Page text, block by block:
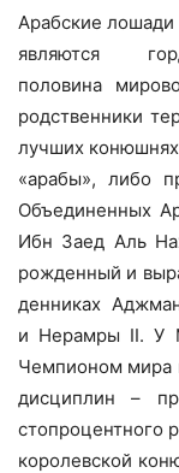
Арабские лошади
являются
половина
родственники
лучших
«арабы», либо
Объединенных
Ибн Заед Аль
рожденный и
денниках
и Нерамры II. У
Чемпионом мира
дисциплин –
стопроцентного
королевской